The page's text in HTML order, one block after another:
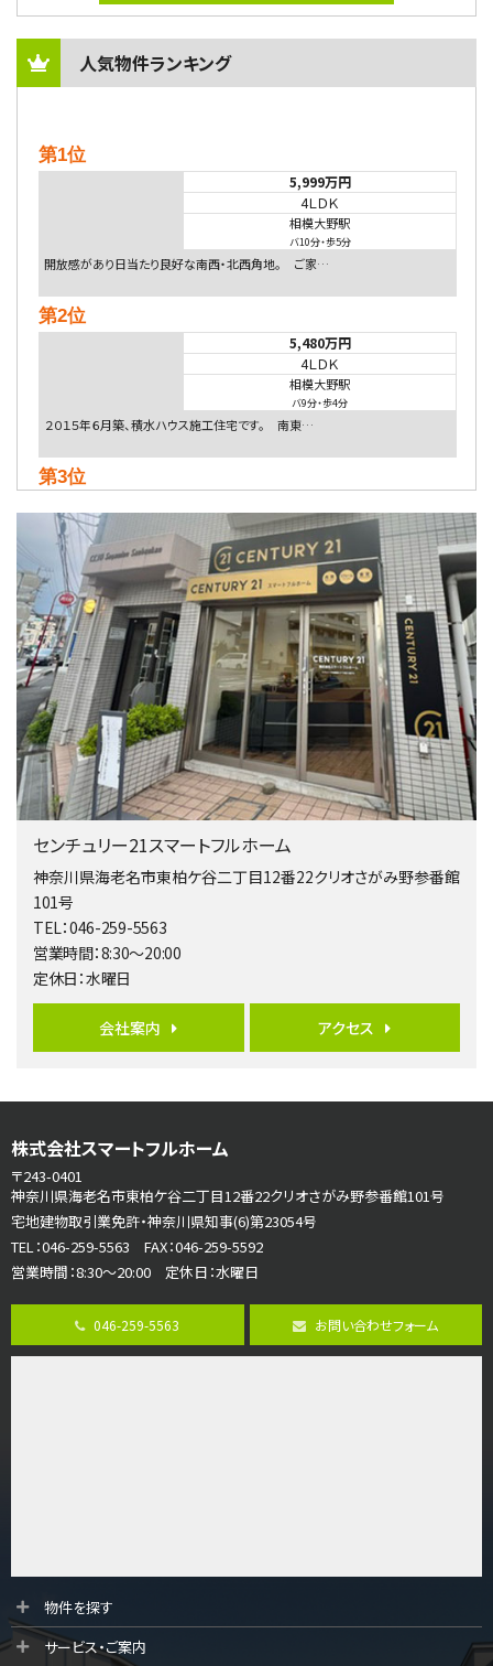
人気物件ランキング
第1位
5,999万円
4ＬＤＫ
相模大野駅
バ10分・歩5分
開放感があり日当たり良好な南西・北西角地。 ご家…
第2位
5,480万円
4ＬＤＫ
相模大野駅
バ9分・歩4分
２０１５年６月築、積水ハウス施工住宅です。 南東…
第3位
4ＬＤＫ
淵野辺駅
歩17分
南側道路に面しており日当たり良好。 キッチンから…
第4位
3,680万円
4ＳＬＤＫ
海老名駅
バ15分・歩1分
リビングダイニング部分の床暖房完備 車並列2台駐…
第5位
4,190万円
バ14分・ 歩4分
LDK約20帖とゆとりある広さ！WIC、SICの…
第6位
4ＬＤＫ
長後駅
海老名駅
バ18分 歩6分
開放感のある角地区画。車３台並列駐車可能です。 …
第8位
3,180万円
3ＬＤＫ
海老名駅
第10位
3,680万円
センチュリー21スマートフルホーム
神奈川県海老名市東柏ケ谷二丁目12番22クリオさがみ野参番館
101号
TEL：046-259-5563
営業時間：8:30～20:00
定休日：水曜日
会社案内 アクセス
株式会社スマートフルホーム
〒243-0401
神奈川県海老名市東柏ケ谷二丁目12番22クリオさがみ野参番館101号
宅地建物取引業免許・神奈川県知事(6)第23054号
TEL：046-259-5563 FAX：046-259-5592
営業時間：8:30～20:00 定休日：水曜日
046-259-5563 お問い合わせフォーム
物件を探す
サービス・ご案内